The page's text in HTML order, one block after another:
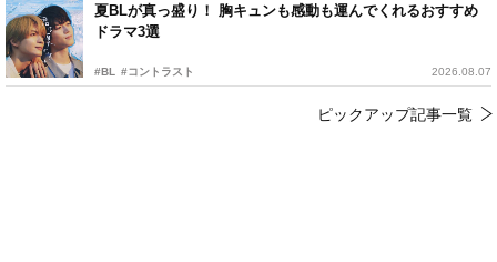
夏BLが真っ盛り！ 胸キュンも感動も運んでくれるおすすめ
ドラマ3選
#BL #コントラスト 2026.08.07
ピックアップ記事一覧